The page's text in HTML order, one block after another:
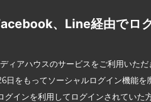
、Line経由でロ
ィアハウスのサービスをご利用いただ
日をもってソーシャルログイン機能を
グインを利用してログインされていた